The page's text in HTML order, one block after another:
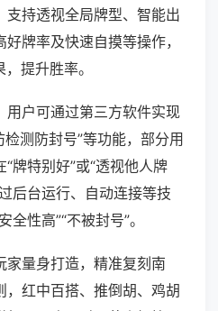
支持透视全局牌型、智能出
牌率及快速自摸等操作，
提升胜率。
用户可通过第三方软件实现
检测防封号”等功能，部分用
牌特别好”或“透视他人牌
后台运行、自动连接等技
性高”“不被封号”。
家量身打造，精准复刻南
，红中百搭、推倒胡、鸡胡